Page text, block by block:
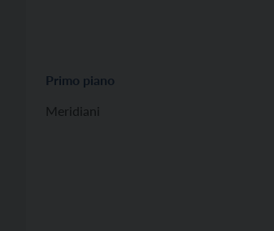
Primo piano
Meridiani